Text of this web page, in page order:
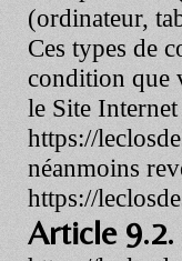
(ordinateur,
Ces types de
condition que
le Site
https://
néanmoins
https://
Article 9.2.